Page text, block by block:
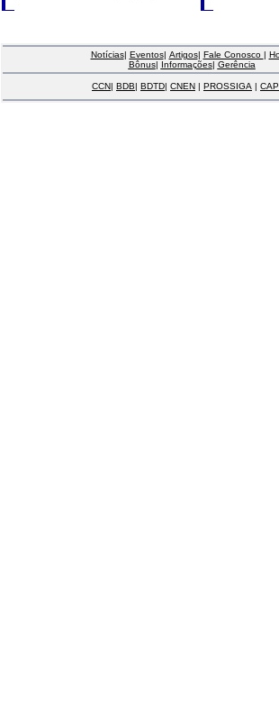
Notícias| Eventos| Artigos| Fale Conosco |
Bônus| Informações| Gerência
CCN| BDB| BDTD| CNEN | PROSSIGA |